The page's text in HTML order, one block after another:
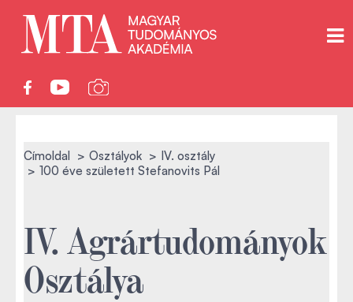
Címoldal Osztályok
IV. osztály
100 éve született Stefanovits Pál
IV. Agrártudományok
Osztálya